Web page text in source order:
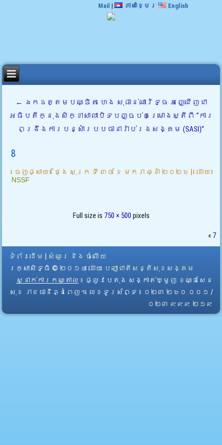
Mail | ភាសាខ្មែរ English
← ឯកឧត្តមបណ្ឌិត ហេង សុផាន់ណារិទ្ធ អញ្ជើញជា
អធិបតីក្នុងសិក្ខាសាលាបិទបញ្ចប់គម្រោងស្តីពី “ការ
ពង្រឹងការបន្សាំរបបធានារ៉ាប់រងសង្គម (SASI)”
8
ចេញផ្សាយ៖ ថ្ងៃ សុក្រ ទី ៣០ ខែ មករា ឆ្នាំ ២០២៦ | ដោយ៖
NSSF
Full size is 750 × 500 pixels
« 7
ទំព័រដើម
សំណួរ និង ចំលើយ
រក្សាសិទ្ធិ © ២០១៤ ដោយ​ បេឡាជាតិសន្តិសុខសង្គម
ស្នាក់ការកណ្តាល ៖ ផ្លូវបេតុង សង្កាត់ឃ្មួញ ខណ្ឌសែន
សុខ រាជធានីភ្នំពេញ។ លេខទូរស័ព្ទ ៖ ០២៣ ២៦០ ០០១ /
០២៣ ៩៩៩ ២១៩